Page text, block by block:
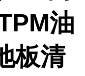
油
板清